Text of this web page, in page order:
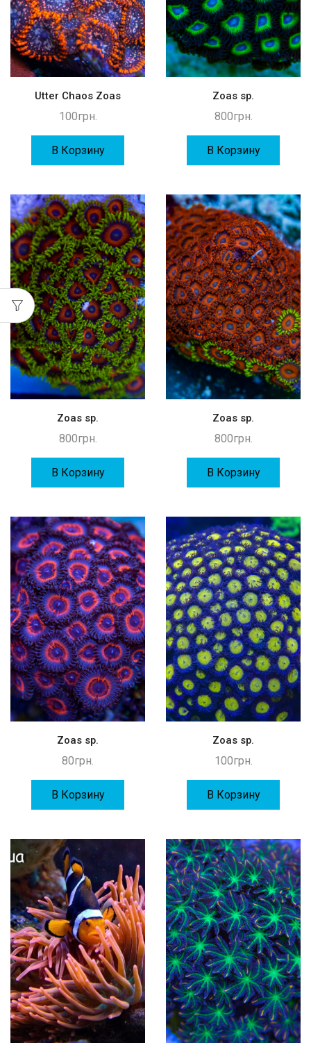
Utter Chaos Zoas
100грн.
В Корзину
Zoas sp.
800грн.
В Корзину
Zoas sp.
800грн.
В Корзину
Zoas sp.
800грн.
В Корзину
Zoas sp.
80грн.
В Корзину
Zoas sp.
100грн.
В Корзину